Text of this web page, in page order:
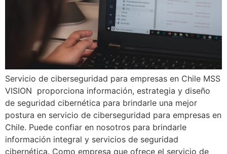
Servicio de ciberseguridad para empresas en Chile MSS
VISION proporciona información, estrategia y diseño
de seguridad cibernética para brindarle una mejor
postura en servicio de ciberseguridad para empresas en
Chile. Puede confiar en nosotros para brindarle
información integral y servicios de seguridad
cibernética. Como empresa que ofrece el servicio de